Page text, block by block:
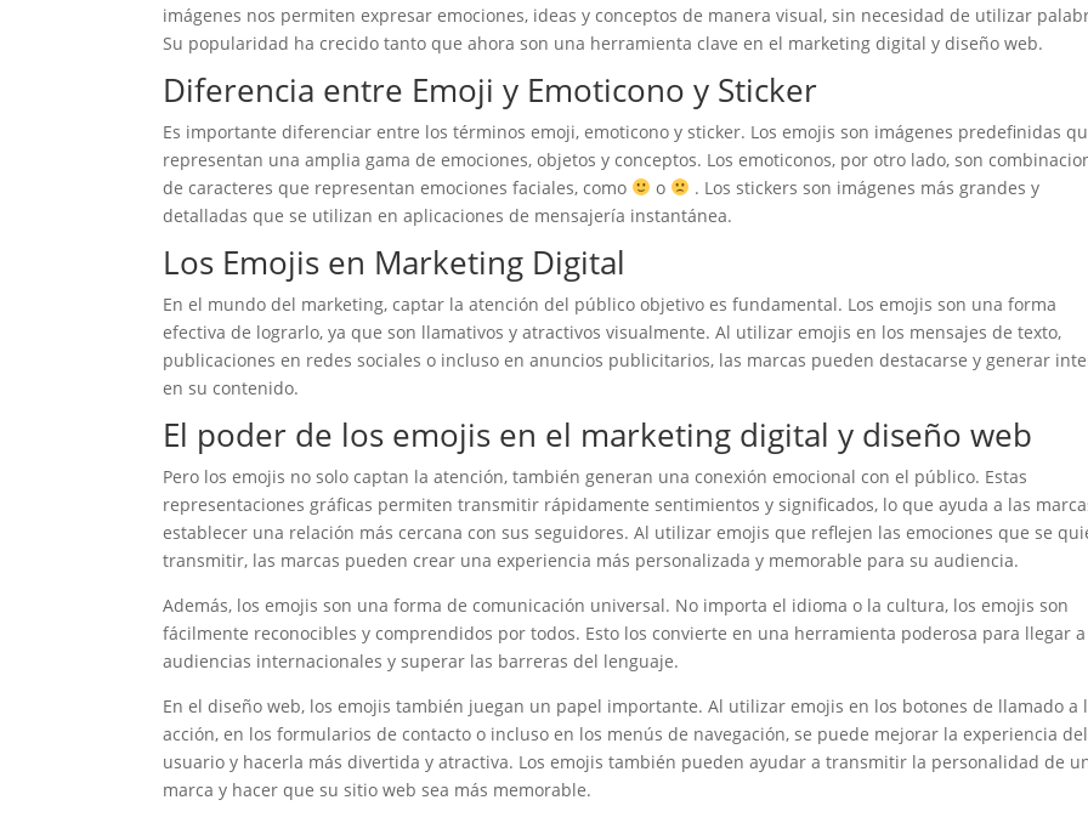
imágenes nos permiten expresar emociones, ideas y conceptos de manera visual, sin necesidad de utilizar
Su popularidad ha crecido tanto que ahora son una herramienta clave en el marketing digital y diseño web.
Diferencia entre Emoji y Emoticono y Sticker
Es importante diferenciar entre los términos emoji, emoticono y sticker. Los emojis son imágenes predefinidas
representan una amplia gama de emociones, objetos y conceptos. Los emoticonos, por otro lado, son
de caracteres que representan emociones faciales, como
o
. Los stickers son imágenes más grandes y
detalladas que se utilizan en aplicaciones de mensajería instantánea.
Los Emojis en Marketing Digital
En el mundo del marketing, captar la atención del público objetivo es fundamental. Los emojis son una forma
efectiva de lograrlo, ya que son llamativos y atractivos visualmente. Al utilizar emojis en los mensajes de texto,
publicaciones en redes sociales o incluso en anuncios publicitarios, las marcas pueden destacarse y generar
en su contenido.
El poder de los emojis en el marketing digital y diseño web
Pero los emojis no solo captan la atención, también generan una conexión emocional con el público. Estas
representaciones gráficas permiten transmitir rápidamente sentimientos y significados, lo que ayuda a las
establecer una relación más cercana con sus seguidores. Al utilizar emojis que reflejen las emociones que se
transmitir, las marcas pueden crear una experiencia más personalizada y memorable para su audiencia.
Además, los emojis son una forma de comunicación universal. No importa el idioma o la cultura, los emojis son
fácilmente reconocibles y comprendidos por todos. Esto los convierte en una herramienta poderosa para llegar a
audiencias internacionales y superar las barreras del lenguaje.
En el diseño web, los emojis también juegan un papel importante. Al utilizar emojis en los botones de llamado a
acción, en los formularios de contacto o incluso en los menús de navegación, se puede mejorar la experiencia del
usuario y hacerla más divertida y atractiva. Los emojis también pueden ayudar a transmitir la personalidad de
marca y hacer que su sitio web sea más memorable.